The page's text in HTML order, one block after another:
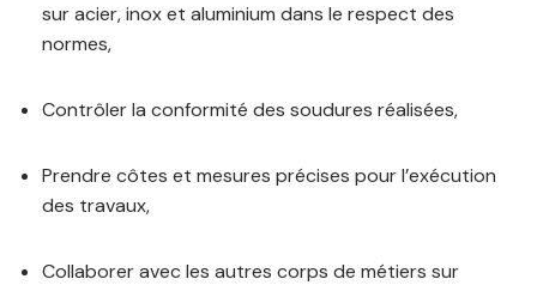
sur acier, inox et aluminium dans le respect des
normes,
Contrôler la conformité des soudures réalisées,
Prendre côtes et mesures précises pour l’exécution
des travaux,
Collaborer avec les autres corps de métiers sur